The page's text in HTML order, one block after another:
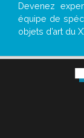
Devenez
équipe de
objets d’art du